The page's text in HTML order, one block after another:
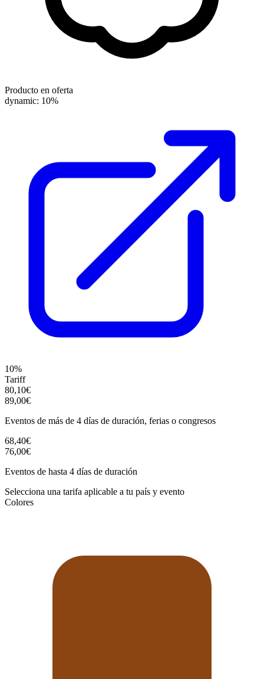
Producto en oferta
dynamic: 10%
10%
Tariff
80,10€
89,00€
Eventos de más de 4 días de duración, ferias o congresos
68,40€
76,00€
Eventos de hasta 4 días de duración
Selecciona una tarifa aplicable a tu país y evento
Colores